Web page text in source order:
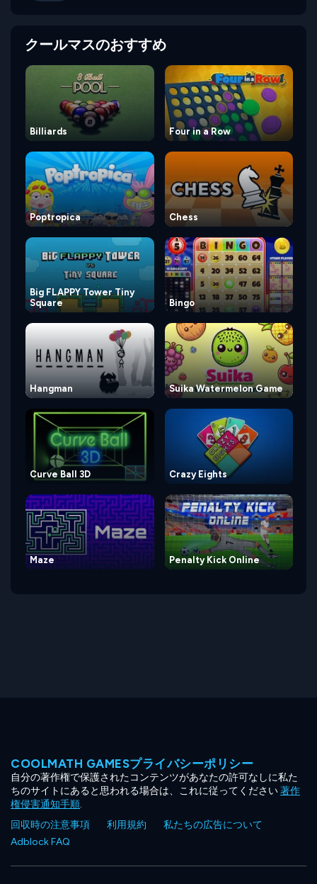
クールマスのおすすめ
Billiards Four in a Row
Poptropica Chess
Big FLAPPY Tower Tiny
Square
Bingo
Hangman Suika Watermelon Game
Curve Ball 3D Crazy Eights
Maze Penalty Kick Online
COOLMATH GAMESプライバシーポリシー
自分の著作権で保護されたコンテンツがあなたの許可なしに私た
ちのサイトにあると思われる場合は、これに従ってください著作
権侵害通知手順.
回収時の注意事項
利用規約
私たちの広告について
Adblock FAQ